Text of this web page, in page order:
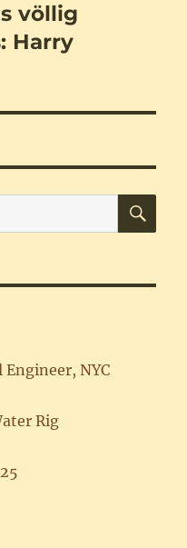
völlig
Harry
NYC
Rig